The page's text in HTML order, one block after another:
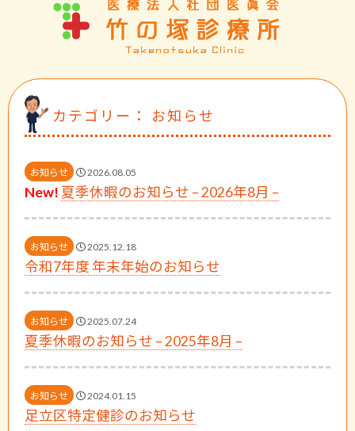
カテゴリー： お知らせ
お知らせ 2026.08.05
New!夏季休暇のお知らせ – 2026年8月 –
お知らせ 2025.12.18
令和7年度 年末年始のお知らせ
お知らせ 2025.07.24
夏季休暇のお知らせ – 2025年8月 –
お知らせ 2024.01.15
足立区特定健診のお知らせ